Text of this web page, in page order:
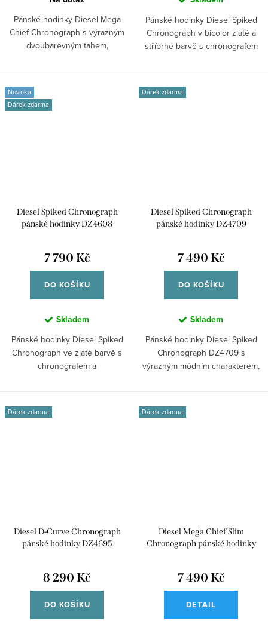
Pánské hodinky Diesel Mega
Chief Chronograph s výrazným
dvoubarevným tahem,
Pánské hodinky Diesel Spiked
Chronograph v bicolor zlaté a
stříbrné barvě s chronografem
Novinka
Dárek zdarma
Diesel Spiked Chronograph
pánské hodinky DZ4608
7 790 Kč
DO KOŠÍKU
Skladem
Pánské hodinky Diesel Spiked
Chronograph ve zlaté barvě s
chronografem a
Dárek zdarma
Diesel Spiked Chronograph
pánské hodinky DZ4709
7 490 Kč
DO KOŠÍKU
Skladem
Pánské hodinky Diesel Spiked
Chronograph DZ4709 s
výrazným módním charakterem,
Dárek zdarma
Diesel D-Curve Chronograph
pánské hodinky DZ4695
8 290 Kč
DO KOŠÍKU
Dárek zdarma
Diesel Mega Chief Slim
Chronograph pánské hodinky
7 490 Kč
DETAIL